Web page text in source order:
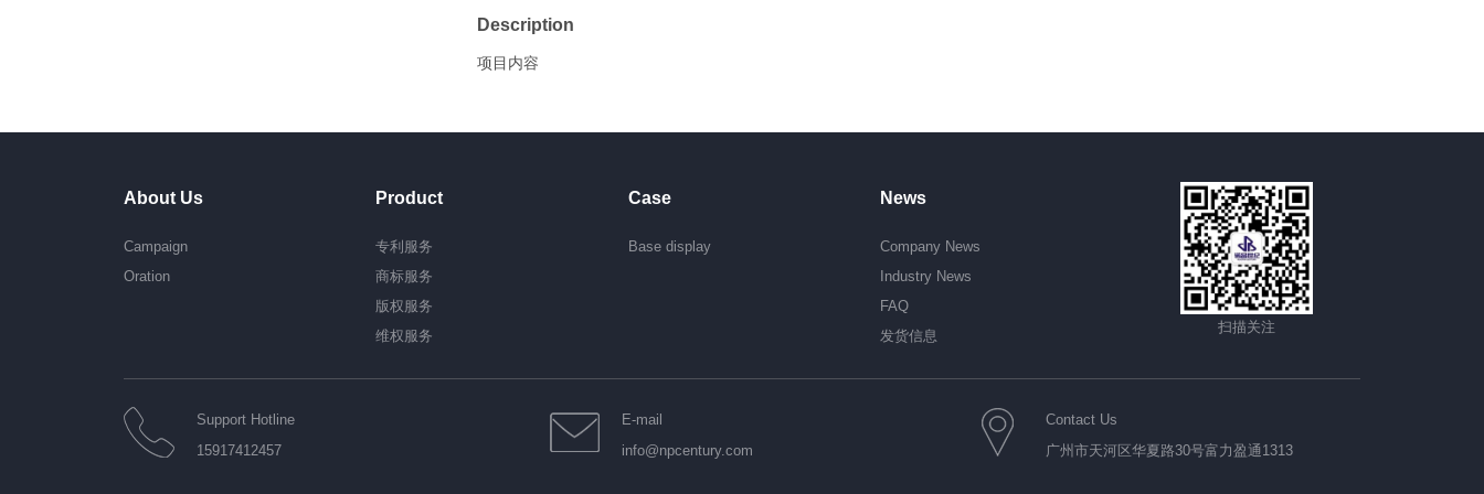
Description
项目内容
About Us
Campaign
Oration
Product
专利服务
商标服务
版权服务
维权服务
Case
Base display
News
Company News
Industry News
FAQ
发货信息
扫描关注
Support Hotline
15917412457
E-mail
info@npcentury.com
Contact Us
广州市天河区华夏路30号富力盈通1313